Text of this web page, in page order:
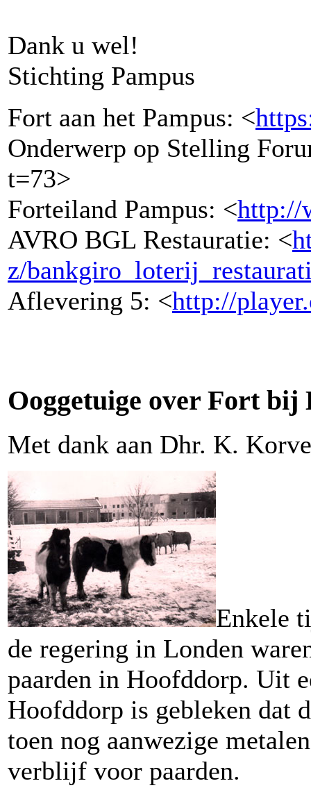
Dank u wel!
Stichting Pampus
Fort aan het Pampus: <
Onderwerp op Stelling
t=73>
Forteiland Pampus: <http://
AVRO BGL Restauratie: <
z/
Aflevering 5: <http://
Ooggetuige over Fort bij
Met dank aan Dhr. K.
Enkele
de regering in Londen
paarden in Hoofddorp. Uit
Hoofddorp is gebleken dat
toen nog aanwezige
verblijf voor paarden.